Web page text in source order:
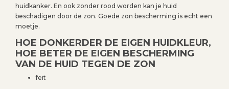
huidkanker. En ook zonder rood worden kan je huid
beschadigen door de zon. Goede zon bescherming is echt een
moetje.
HOE DONKERDER DE EIGEN HUIDKLEUR,
HOE BETER DE EIGEN BESCHERMING
VAN DE HUID TEGEN DE ZON
feit